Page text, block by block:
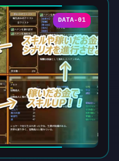
DATA-01